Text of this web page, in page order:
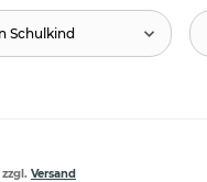
Schulkind
Versand